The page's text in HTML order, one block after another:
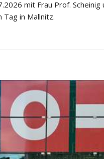
mit Frau Prof. Scheinig
Tag in Mallnitz.